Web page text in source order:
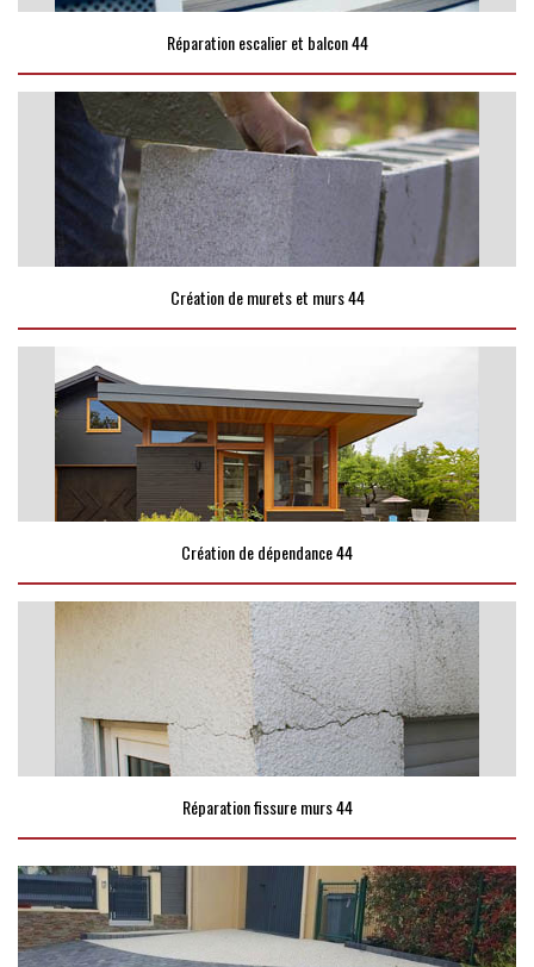
Réparation escalier et balcon 44
Création de murets et murs 44
Création de dépendance 44
Réparation fissure murs 44